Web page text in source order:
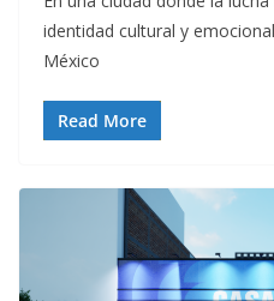
identidad cultural y
México
Read More